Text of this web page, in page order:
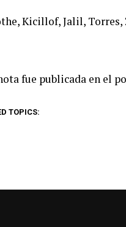
Kicillof, Jalil,
fue publicada en el
TOPICS: